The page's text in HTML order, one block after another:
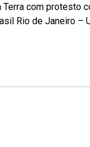
com protesto
Rio de Janeiro –